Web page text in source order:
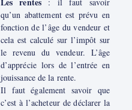
qu’un abattement est prévu en
fonction de l’âge du vendeur et
cela est calculé sur l’impôt sur
le revenu du vendeur. L’âge
d’apprécie lors de l’entrée en
jouissance de la rente.
Il faut également savoir que
c’est à l’acheteur de déclarer la